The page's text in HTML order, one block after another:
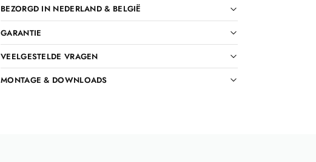
BEZORGD IN NEDERLAND & BELGIË
GARANTIE
VEELGESTELDE VRAGEN
MONTAGE & DOWNLOADS